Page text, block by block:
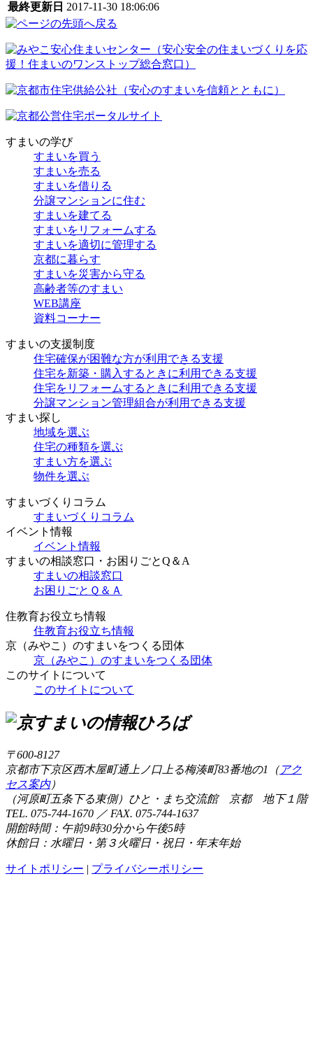
最終更新日 2017-11-30 18:06:06
すまいの学び
すまいを買う
すまいを売る
すまいを借りる
分譲マンションに住む
すまいを建てる
すまいをリフォームする
すまいを適切に管理する
京都に暮らす
すまいを災害から守る
高齢者等のすまい
WEB講座
資料コーナー
すまいの支援制度
住宅確保が困難な方が利用できる支援
住宅を新築・購入するときに利用できる支援
住宅をリフォームするときに利用できる支援
分譲マンション管理組合が利用できる支援
すまい探し
地域を選ぶ
住宅の種類を選ぶ
すまい方を選ぶ
物件を選ぶ
すまいづくりコラム
すまいづくりコラム
イベント情報
イベント情報
すまいの相談窓口・お困りごとQ＆A
すまいの相談窓口
お困りごとＱ＆Ａ
住教育お役立ち情報
住教育お役立ち情報
京（みやこ）のすまいをつくる団体
京（みやこ）のすまいをつくる団体
このサイトについて
このサイトについて
〒600-8127
京都市下京区西木屋町通上ノ口上る梅湊町83番地の1（ アク
セス案内）
（河原町五条下る東側）ひと・まち交流館 京都 地下１階
TEL. 075-744-1670 ／ FAX. 075-744-1637
開館時間：午前9時30分から午後5時
休館日：水曜日・第３火曜日・祝日・年末年始
サイトポリシー | プライバシーポリシー